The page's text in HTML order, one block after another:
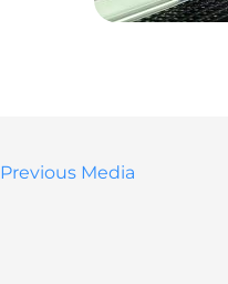
Previous Media